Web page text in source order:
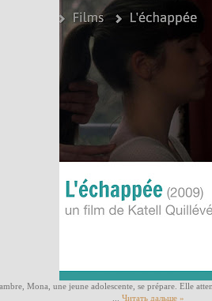
Mona, une jeune adolescente, se prépare. Elle
Читать дальше »